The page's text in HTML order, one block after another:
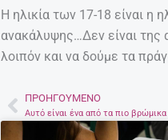
Η ηλικία των 17-18 είναι η
ανακάλυψης…Δεν είναι
λοιπόν και να δούμε τα
Prev
ΠΡΟΗΓΟΎΜΕΝΟ
Αυτό είναι ένα από τα πιο βρώμικα